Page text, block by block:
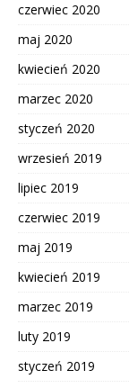
czerwiec 2020
maj 2020
kwiecień 2020
marzec 2020
styczeń 2020
wrzesień 2019
lipiec 2019
czerwiec 2019
maj 2019
kwiecień 2019
marzec 2019
luty 2019
styczeń 2019